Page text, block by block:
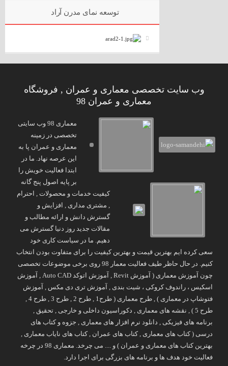
توسعه نمای مدرن آراد
وب سایت تخصصی معماری و عمران , فروشگاه
معماری و عمران 98
معماری 98 وب سایتی
تخصصی در زمینه
معماری و عمران پا به
این عرصه نهاد. ما در
ابتدا فعالیت خویش را
بر پایه اصول پنج گانه
کیفیت خدمات و محصولات , احترام
, مشتری مداری , افزایش و
گسترش دانش و ارائه مطالب و
مقالات جدید روز دنیا گسترش می
دهیم. ما در سیاست کاری خود
سعی کرده ایم بهترین قیمت و بهترین کیفیت را برای متفاوت بودن انتخاب
کنیم. در حال حاظر طیف فعالیت معمار 98 روی برخی موضوعات تخصصی
چون آموزش معماری ( آموزش Revit , آموزش اتوکد Auto CAD , آموزش
اسکیس ، راندوف کروکی ، شیت بندی , آموزش تری دی مکس , آموزش
طرح 5 ) , نقشه های معماری , دکوراسیون داخلی و خارجی , تحقیق ,
برنامه های فیزیکی , دانلود نرم افزار های معماری , جزوه و کتاب های
درسی ( کتاب های معماری , کتاب های عمران , کتاب های نایاب معماری ,
بهترین کتاب های معماری و عمران ) و .... می چرخد. معماری 98 در چرخه
فعالیت خود هدف ها و برنامه های بزرگی برای اجرا دارد.